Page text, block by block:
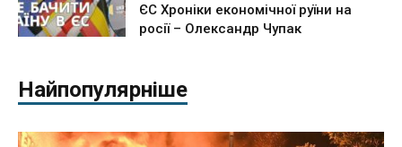
ЄС Хроніки економічної руїни на
росії – Олександр Чупак
Найпопулярніше